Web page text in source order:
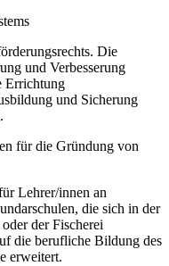
Die
und Verbesserung
Errichtung
und Sicherung
für die Gründung von
Lehrer/innen an
die sich in der
der Fischerei
die berufliche Bildung des
erweitert.